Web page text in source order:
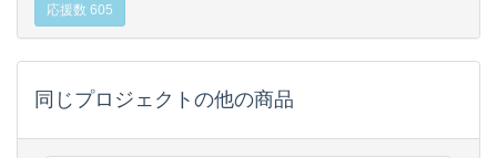
応援数 605
同じプロジェクトの他の商品